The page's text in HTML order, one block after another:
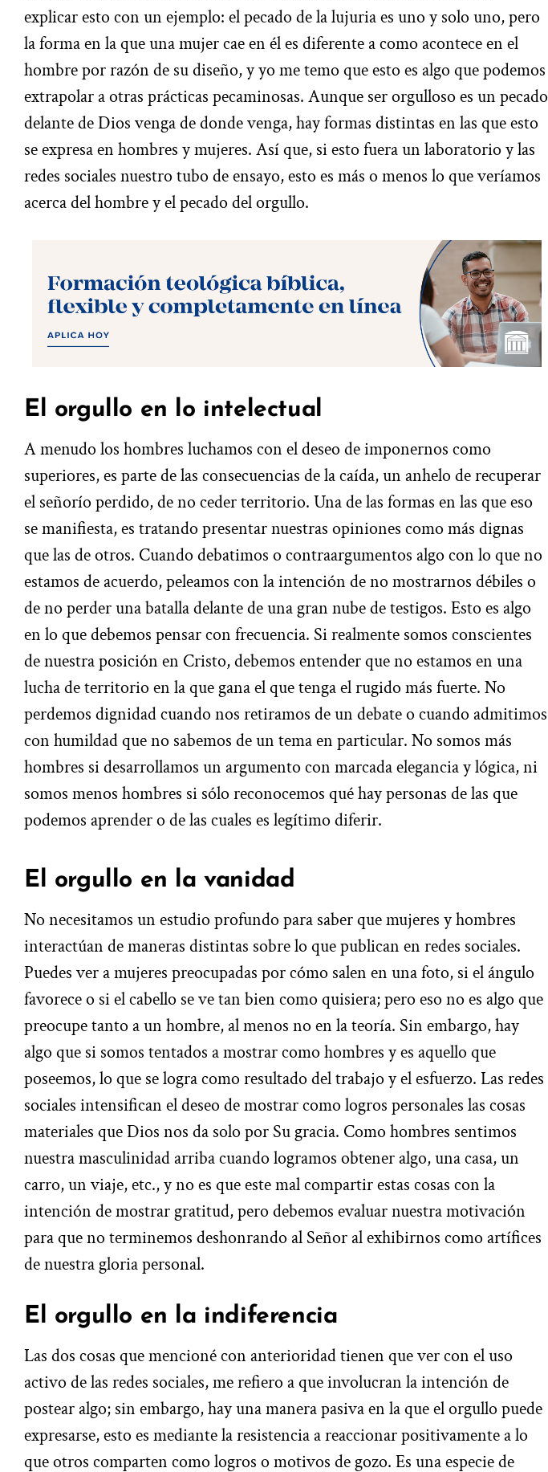
explicar esto con un ejemplo: el pecado de la lujuria es uno y solo uno, pero
la forma en la que una mujer cae en él es diferente a como acontece en el
hombre por razón de su diseño, y yo me temo que esto es algo que podemos
extrapolar a otras prácticas pecaminosas. Aunque ser orgulloso es un pecado
delante de Dios venga de donde venga, hay formas distintas en las que esto
se expresa en hombres y mujeres. Así que, si esto fuera un laboratorio y las
redes sociales nuestro tubo de ensayo, esto es más o menos lo que veríamos
acerca del hombre y el pecado del orgullo.
El orgullo en lo intelectual
A menudo los hombres luchamos con el deseo de imponernos como
superiores, es parte de las consecuencias de la caída, un anhelo de recuperar
el señorío perdido, de no ceder territorio. Una de las formas en las que eso
se manifiesta, es tratando presentar nuestras opiniones como más dignas
que las de otros. Cuando debatimos o contraargumentos algo con lo que no
estamos de acuerdo, peleamos con la intención de no mostrarnos débiles o
de no perder una batalla delante de una gran nube de testigos. Esto es algo
en lo que debemos pensar con frecuencia. Si realmente somos conscientes
de nuestra posición en Cristo, debemos entender que no estamos en una
lucha de territorio en la que gana el que tenga el rugido más fuerte. No
perdemos dignidad cuando nos retiramos de un debate o cuando admitimos
con humildad que no sabemos de un tema en particular. No somos más
hombres si desarrollamos un argumento con marcada elegancia y lógica, ni
somos menos hombres si sólo reconocemos qué hay personas de las que
podemos aprender o de las cuales es legítimo diferir.
El orgullo en la vanidad
No necesitamos un estudio profundo para saber que mujeres y hombres
interactúan de maneras distintas sobre lo que publican en redes sociales.
Puedes ver a mujeres preocupadas por cómo salen en una foto, si el ángulo
favorece o si el cabello se ve tan bien como quisiera; pero eso no es algo que
preocupe tanto a un hombre, al menos no en la teoría. Sin embargo, hay
algo que si somos tentados a mostrar como hombres y es aquello que
poseemos, lo que se logra como resultado del trabajo y el esfuerzo. Las redes
sociales intensifican el deseo de mostrar como logros personales las cosas
materiales que Dios nos da solo por Su gracia. Como hombres sentimos
nuestra masculinidad arriba cuando logramos obtener algo, una casa, un
carro, un viaje, etc., y no es que este mal compartir estas cosas con la
intención de mostrar gratitud, pero debemos evaluar nuestra motivación
para que no terminemos deshonrando al Señor al exhibirnos como artífices
de nuestra gloria personal.
El orgullo en la indiferencia
Las dos cosas que mencioné con anterioridad tienen que ver con el uso
activo de las redes sociales, me refiero a que involucran la intención de
postear algo; sin embargo, hay una manera pasiva en la que el orgullo puede
expresarse, esto es mediante la resistencia a reaccionar positivamente a lo
que otros comparten como logros o motivos de gozo. Es una especie de